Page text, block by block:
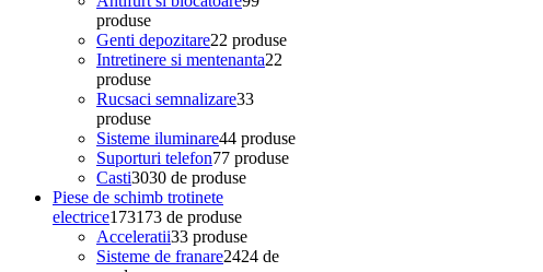
produse
Genti depozitare22 produse
Intretinere si mentenanta22
produse
Rucsaci semnalizare33
produse
Sisteme iluminare44 produse
Suporturi telefon77 produse
Casti3030 de produse
Piese de schimb trotinete
electrice173173 de produse
Acceleratii33 produse
Sisteme de franare2424 de